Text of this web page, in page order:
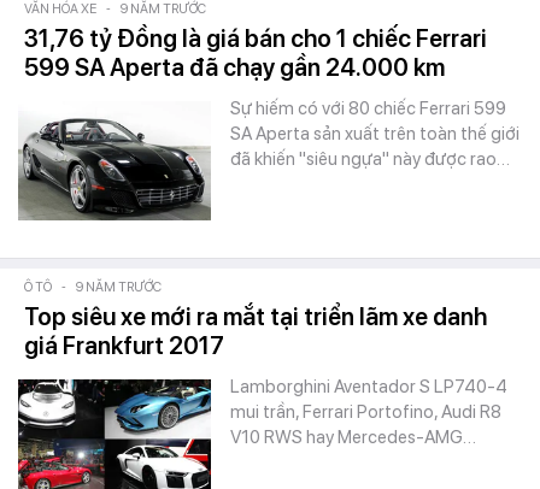
VĂN HÓA XE - 9 NĂM TRƯỚC
31,76 tỷ Đồng là giá bán cho 1 chiếc Ferrari
599 SA Aperta đã chạy gần 24.000 km
Sự hiếm có với 80 chiếc Ferrari 599
SA Aperta sản xuất trên toàn thế giới
đã khiến "siêu ngựa" này được rao…
Ô TÔ - 9 NĂM TRƯỚC
Top siêu xe mới ra mắt tại triển lãm xe danh
giá Frankfurt 2017
Lamborghini Aventador S LP740-4
mui trần, Ferrari Portofino, Audi R8
V10 RWS hay Mercedes-AMG…